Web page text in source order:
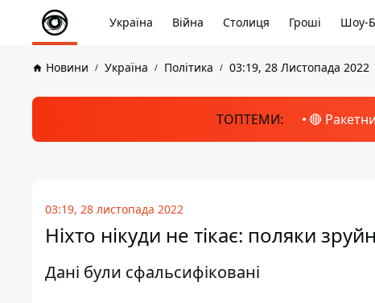
Україна Війна Столиця Гроші Шоу-
Новини Україна Політика 03:19, 28 Листопада 2022
ТОПТЕМИ: 🔴
03:19, 28 листопада 2022
Ніхто нікуди не тікає: поляки
Дані були сфальсифіковані